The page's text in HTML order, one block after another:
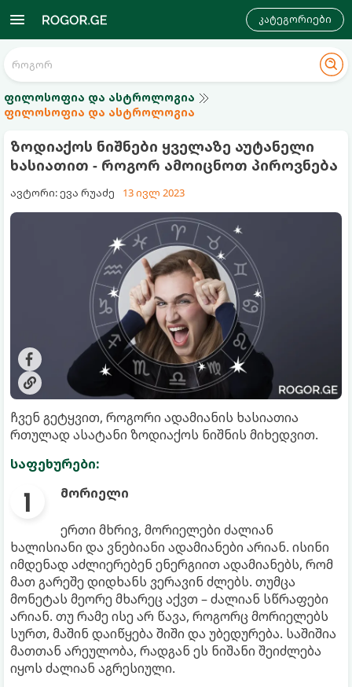
კატეგორიები
ფილოსოფია და ასტროლოგია
ფილოსოფია და ასტროლოგია
ზოდიაქოს ნიშნები ყველაზე აუტანელი
ხასიათით - როგორ ამოიცნოთ პიროვნება
ავტორი: ევა რუაძე 13 ივლ 2023
ჩვენ გეტყვით, როგორი ადამიანის ხასიათია
რთულად ასატანი ზოდიაქოს ნიშნის მიხედვით.
საფეხურები:
მორიელი
ერთი მხრივ, მორიელები ძალიან
ხალისიანი და ვნებიანი ადამიანები არიან. ისინი
იმდენად აძლიერებენ ენერგიით ადამიანებს, რომ
მათ გარეშე დიდხანს ვერავინ ძლებს. თუმცა
მონეტას მეორე მხარეც აქვთ – ძალიან სწრაფები
არიან. თუ რამე ისე არ წავა, როგორც მორიელებს
სურთ, მაშინ დაიწყება შიში და უბედურება. საშიშია
მათთან არეულობა, რადგან ეს ნიშანი შეიძლება
იყოს ძალიან აგრესიული.